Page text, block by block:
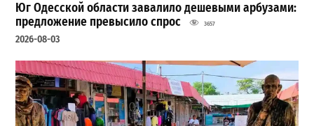
Юг Одесской области завалило дешевыми арбузами:
предложение превысило спрос
3657
2026-08-03